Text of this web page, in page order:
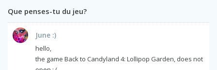
Que penses-tu du jeu?
June :)
hello,
the game Back to Candyland 4: Lollipop Garden, does not